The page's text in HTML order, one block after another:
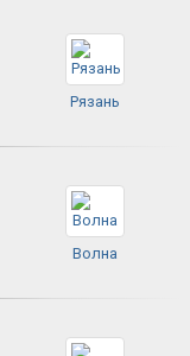
Рязань
Волна